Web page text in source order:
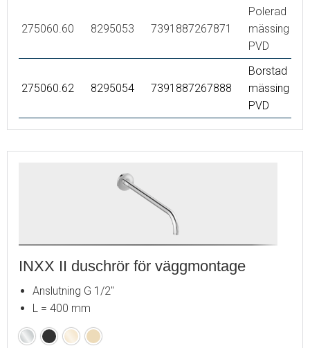
275060.60 8295053 7391887267871
Polerad
mässing
PVD
275060.62 8295054 7391887267888
Borstad
mässing
PVD
INXX II duschrör för väggmontage
Anslutning G 1/2"
L = 400 mm
KromMattsvart
PoleradBorstad